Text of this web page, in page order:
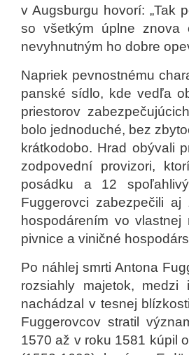
v Augsburgu hovorí: „Tak
so všetkým úplne
nevyhnutným ho dobre
Napriek pevnostnému
panské sídlo, kde vedľa
priestorov
bolo jednoduché, bez
krátkodobo. Hrad obývali
zodpovední provizori,
posádku a 12
Fuggerovci zabezpečili
hospodárením vo
pivnice a viničné
Po náhlej smrti Antona
rozsiahly majetok,
nachádzal v tesnej
Fuggerovcov stratil
1570 až v roku 1581 kúpil